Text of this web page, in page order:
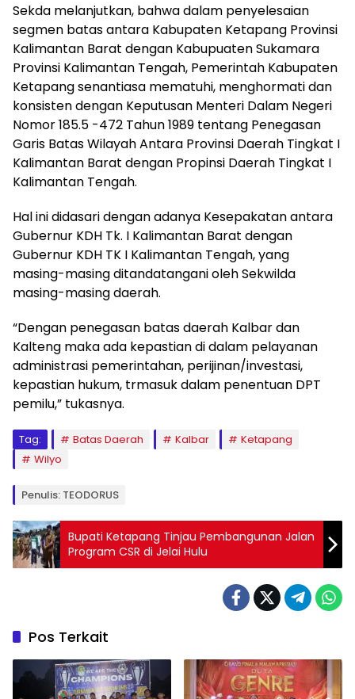
Sekda melanjutkan, bahwa dalam penyelesaian
segmen batas antara Kabupaten Ketapang Provinsi
Kalimantan Barat dengan Kabupuaten Sukamara
Provinsi Kalimantan Tengah, Pemerintah Kabupaten
Ketapang senantiasa mematuhi, menghormati dan
konsisten dengan Keputusan Menteri Dalam Negeri
Nomor 185.5 -472 Tahun 1989 tentang Penegasan
Garis Batas Wilayah Antara Provinsi Daerah Tingkat I
Kalimantan Barat dengan Propinsi Daerah Tingkat I
Kalimantan Tengah.
Hal ini didasari dengan adanya Kesepakatan antara
Gubernur KDH Tk. I Kalimantan Barat dengan
Gubernur KDH TK I Kalimantan Tengah, yang
masing-masing ditandatangani oleh Sekwilda
masing-masing daerah.
“Dengan penegasan batas daerah Kalbar dan
Kalteng maka ada kepastian di dalam pelayanan
administrasi pemerintahan, perijinan/investasi,
kepastian hukum, trmasuk dalam penentuan DPT
pemilu,” tukasnya.
Tag: Batas Daerah Kalbar
Ketapang
Wilyo
Penulis: TEODORUS
Bupati Ketapang Tinjau Pembangunan Jalan
Program CSR di Jelai Hulu
Pos Terkait